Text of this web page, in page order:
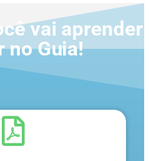
vai aprender
no Guia!